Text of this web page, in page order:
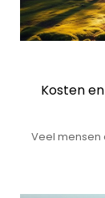
Kosten
Veel mensen